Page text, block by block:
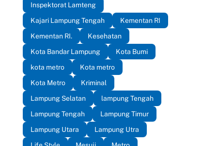
Inspektorat Lamteng
Kajari Lampung Tengah
Kementan RI
Kementan RI.
Kesehatan
Kota Bandar Lampung
Kota Bumi
kota metro
Kota metro
Kota Metro
Kriminal
Lampung Selatan
lampung Tengah
Lampung Tengah
Lampung Timur
Lampung Utara
Lampung Utra